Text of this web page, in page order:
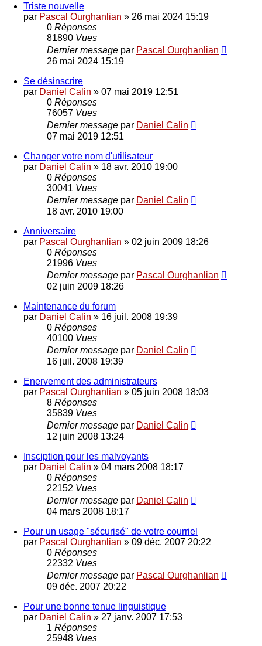
Triste nouvelle
par Pascal Ourghanlian » 26 mai 2024 15:19
0 Réponses
81890 Vues
Dernier message par Pascal Ourghanlian
26 mai 2024 15:19
Se désinscrire
par Daniel Calin » 07 mai 2019 12:51
0 Réponses
76057 Vues
Dernier message par Daniel Calin
07 mai 2019 12:51
Changer votre nom d'utilisateur
par Daniel Calin » 18 avr. 2010 19:00
0 Réponses
30041 Vues
Dernier message par Daniel Calin
18 avr. 2010 19:00
Anniversaire
par Pascal Ourghanlian » 02 juin 2009 18:26
0 Réponses
21996 Vues
Dernier message par Pascal Ourghanlian
02 juin 2009 18:26
Maintenance du forum
par Daniel Calin » 16 juil. 2008 19:39
0 Réponses
40100 Vues
Dernier message par Daniel Calin
16 juil. 2008 19:39
Enervement des administrateurs
par Pascal Ourghanlian » 05 juin 2008 18:03
8 Réponses
35839 Vues
Dernier message par Daniel Calin
12 juin 2008 13:24
Insciption pour les malvoyants
par Daniel Calin » 04 mars 2008 18:17
0 Réponses
22152 Vues
Dernier message par Daniel Calin
04 mars 2008 18:17
Pour un usage "sécurisé" de votre courriel
par Pascal Ourghanlian » 09 déc. 2007 20:22
0 Réponses
22332 Vues
Dernier message par Pascal Ourghanlian
09 déc. 2007 20:22
Pour une bonne tenue linguistique
par Daniel Calin » 27 janv. 2007 17:53
1 Réponses
25948 Vues